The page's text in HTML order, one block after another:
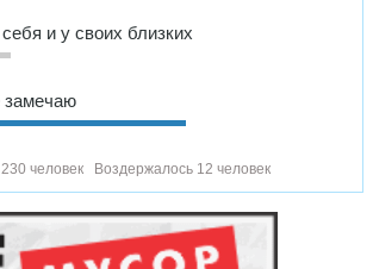
и у своих близких
замечаю
человек Воздержалось 12 человек